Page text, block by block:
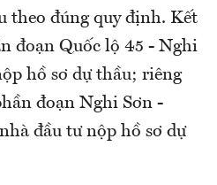
theo đúng quy định. Kết
đoạn Quốc lộ 45 - Nghi
hồ sơ dự thầu; riêng
đoạn Nghi Sơn -
đầu tư nộp hồ sơ dự